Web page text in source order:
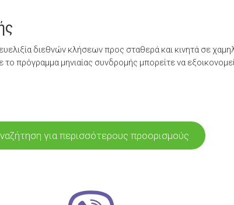
διεθνών κλήσεων προς σταθερά και κινητά σε
πρόγραμμα μηνιαίας συνδρομής μπορείτε να
για περισσότερους προορισμούς